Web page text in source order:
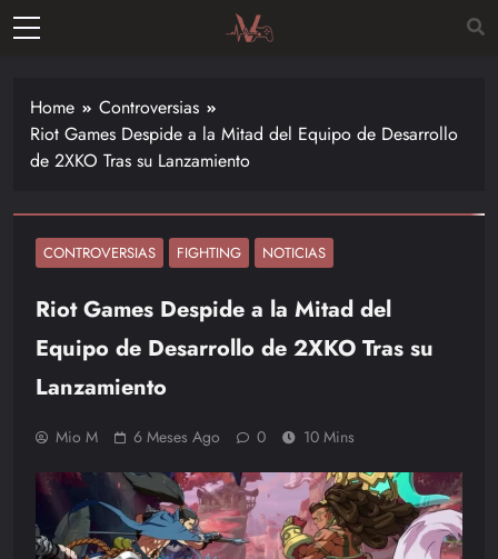
Skip
de las
últimas
novedades
los
–
Nintendo,
Playstac
Home
Controversias
Riot Games Despide a la Mitad del Equipo de Desarrollo
de 2XKO Tras su Lanzamiento
CONTROVERSIAS FIGHTING NOTICIAS
Riot Games Despide a la Mitad del
Equipo de Desarrollo de 2XKO Tras su
Lanzamiento
Mio M 6 Meses Ago 0 10 Mins